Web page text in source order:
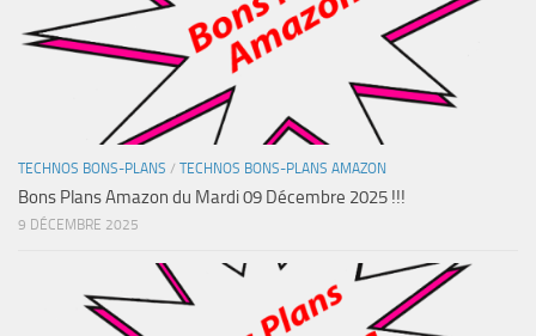
TECHNOS BONS-PLANS / TECHNOS BONS-PLANS AMAZON
Bons Plans Amazon du Mardi 09 Décembre 2025 !!!
9 DÉCEMBRE 2025